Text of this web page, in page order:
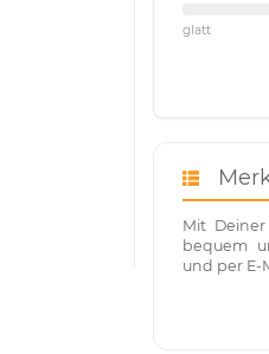
glatt
Mit
bequem
und per E-